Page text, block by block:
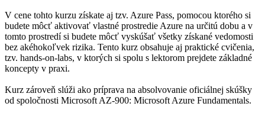
V cene tohto kurzu získate aj tzv. Azure Pass, pomocou ktorého si
budete môcť aktivovať vlastné prostredie Azure na určitú dobu a v
tomto prostredí si budete môcť vyskúšať všetky získané vedomosti
bez akéhokoľvek rizika. Tento kurz obsahuje aj praktické cvičenia,
tzv. hands-on-labs, v ktorých si spolu s lektorom prejdete základné
koncepty v praxi.
Kurz zároveň slúži ako príprava na absolvovanie oficiálnej skúšky
od spoločnosti Microsoft AZ-900: Microsoft Azure Fundamentals.